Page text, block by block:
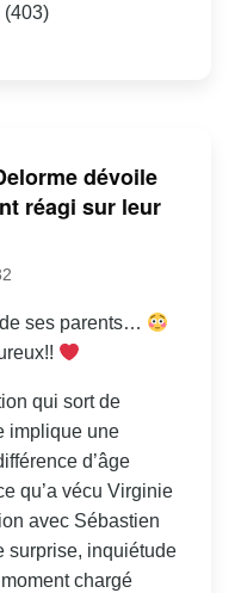
(403)
dévoile
réagi sur leur
ses parents…
qui sort de
implique une
d’âge
qu’a vécu Virginie
avec Sébastien
surprise, inquiétude
chargé